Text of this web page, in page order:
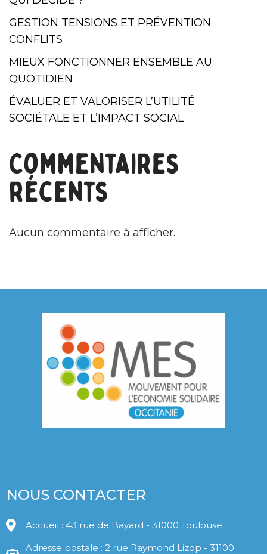
GESTION TENSIONS ET PRÉVENTION
CONFLITS
MIEUX FONCTIONNER ENSEMBLE AU
QUOTIDIEN
ÉVALUER ET VALORISER L’UTILITÉ
SOCIÉTALE ET L’IMPACT SOCIAL
Commentaires
récents
Aucun commentaire à afficher.
NOUS CONTACTER
Accueil : 43 rue de Bayard - 31000 Toulouse
Adresse postale : 2 rue Raymond Lizop - 31100